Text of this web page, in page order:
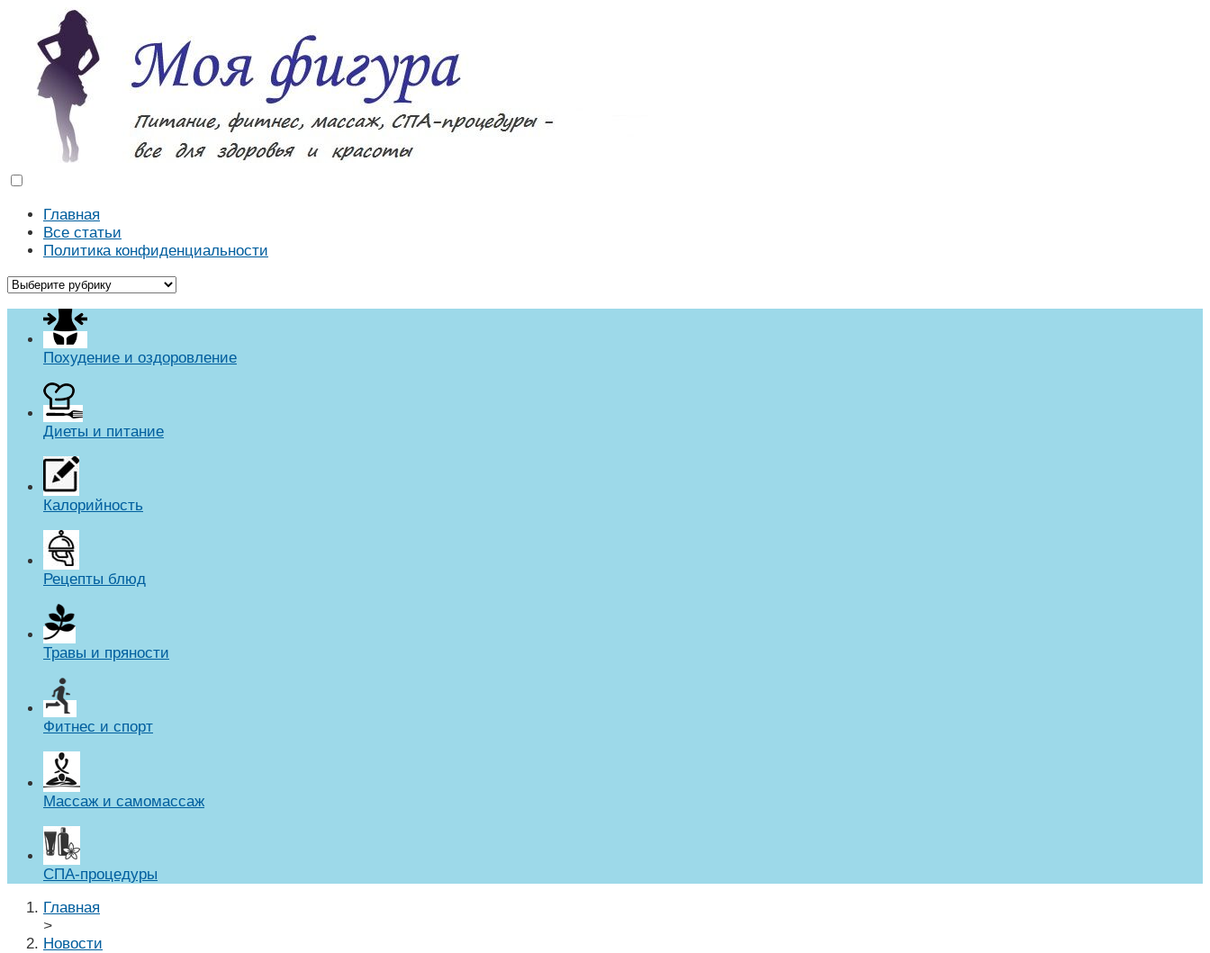
Моя фигура
Как похудеть в домашних условиях. Массаж, диеты, рецепты, фитнес, спа-процедуры
Главная
Все статьи
Политика конфиденциальности
Похудение и оздоровление
Диеты и питание
Калорийность
Рецепты блюд
Травы и пряности
Фитнес и спорт
Массаж и самомассаж
СПА-процедуры
Главная
>
Новости